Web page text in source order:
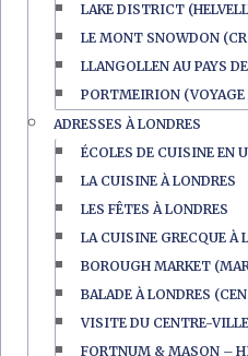
LAKE DISTRICT
LE MONT SNOWDON
LLANGOLLEN AU PAYS
PORTMEIRION (VOYAGE
ADRESSES À LONDRES
ÉCOLES DE CUISINE EN
LA CUISINE À LONDRES
LES FÊTES À LONDRES
LA CUISINE GRECQUE À
BOROUGH MARKET
BALADE À LONDRES
VISITE DU CENTRE-
FORTNUM & MASON –